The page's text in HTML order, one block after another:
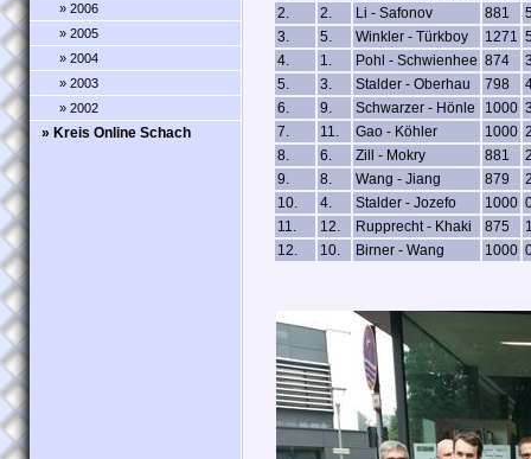
» 2006
» 2005
» 2004
» 2003
» 2002
» Kreis Online Schach
2.
2. Li - Safonov 881
3.
5. Winkler - Türkboy 1271
4.
1. Pohl - Schwienhee 874
5.
3. Stalder - Oberhau 798
6.
9. Schwarzer - Hönle 1000
7.
11. Gao - Köhler 1000
8.
6. Zill - Mokry 881
9.
8. Wang - Jiang 879
10.
4. Stalder - Jozefo 1000
11.
12. Rupprecht - Khaki 875
12.
10. Birner - Wang 1000